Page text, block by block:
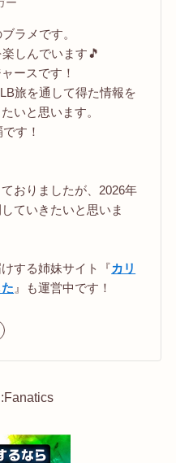
ー
ラメです。
しんでいます🎵
ースです！
旅を通して得た情報を
いと思います。
す！
おりましたが、2026年
ていきたいと思いま
する姉妹サイト『カリ
』も運営中です！